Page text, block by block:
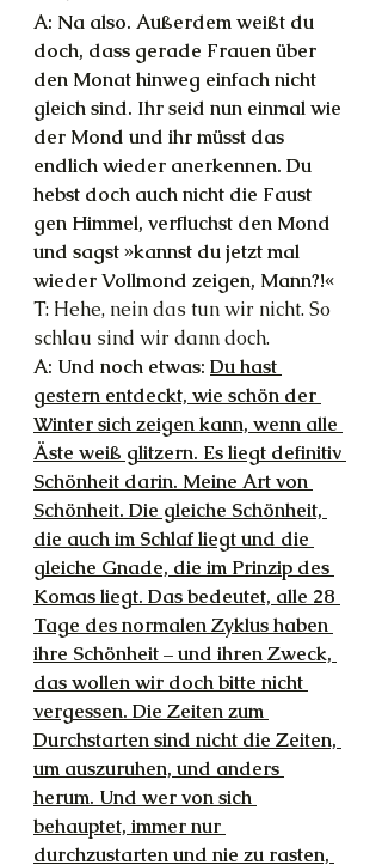
A: Na also. Außerdem weißt du
doch, dass gerade Frauen über
den Monat hinweg einfach nicht
gleich sind. Ihr seid nun einmal wie
der Mond und ihr müsst das
endlich wieder anerkennen. Du
hebst doch auch nicht die Faust
gen Himmel, verfluchst den Mond
und sagst »kannst du jetzt mal
wieder Vollmond zeigen, Mann?!«
T: Hehe, nein das tun wir nicht. So
schlau sind wir dann doch.
A: Und noch etwas: Du hast
gestern entdeckt, wie schön der
Winter sich zeigen kann, wenn alle
Äste weiß glitzern. Es liegt definitiv
Schönheit darin. Meine Art von
Schönheit. Die gleiche Schönheit,
die auch im Schlaf liegt und die
gleiche Gnade, die im Prinzip des
Komas liegt. Das bedeutet, alle 28
Tage des normalen Zyklus haben
ihre Schönheit – und ihren Zweck,
das wollen wir doch bitte nicht
vergessen. Die Zeiten zum
Durchstarten sind nicht die Zeiten,
um auszuruhen, und anders
herum. Und wer von sich
behauptet, immer nur
durchzustarten und nie zu rasten,